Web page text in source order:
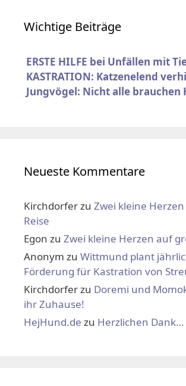
Wichtige Beiträge
ERSTE HILFE bei Unfällen mit
KASTRATION: Katzenelend
Jungvögel: Nicht alle brauchen
Neueste Kommentare
Kirchdorferzu Zwei kleine
Reise
Egon zu Zwei kleine Herzen auf
Anonym zu Wittmund plant
Förderung für Kastration von
Kirchdorferzu Doremi und
ihr Zuhause!
HejHund.de zu Herzlichen Dank…